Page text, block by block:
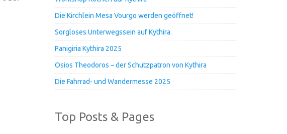
Die Kirchlein Mesa Vourgo werden geöffnet!
Sorgloses Unterwegssein auf Kythira.
Panigiria Kythira 2025
Osios Theodoros – der Schutzpatron von Kythira
Die Fahrrad- und Wandermesse 2025
Top Posts & Pages